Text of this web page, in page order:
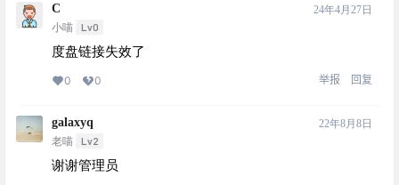
C
小喵 Lv0
24年4月27日
度盘链接失效了
0 0 举报 回复
galaxyq
老喵 Lv2
22年8月8日
谢谢管理员